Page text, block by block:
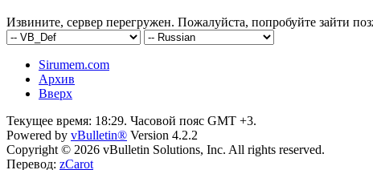
Извините, сервер перегружен. Пожалуйста, попробуйте зайти
Sirumem.com
Архив
Вверх
Текущее время: 18:29. Часовой пояс GMT +3.
Powered by vBulletin® Version 4.2.2
Copyright © 2026 vBulletin Solutions, Inc. All rights reserved.
Перевод: zCarot